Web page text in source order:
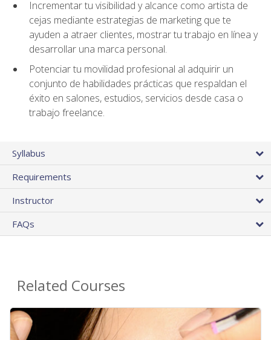
Incrementar tu visibilidad y alcance como artista de
cejas mediante estrategias de marketing que te
ayuden a atraer clientes, mostrar tu trabajo en línea y
desarrollar una marca personal.
Potenciar tu movilidad profesional al adquirir un
conjunto de habilidades prácticas que respaldan el
éxito en salones, estudios, servicios desde casa o
trabajo freelance.
Syllabus
Requirements
Instructor
FAQs
Related Courses